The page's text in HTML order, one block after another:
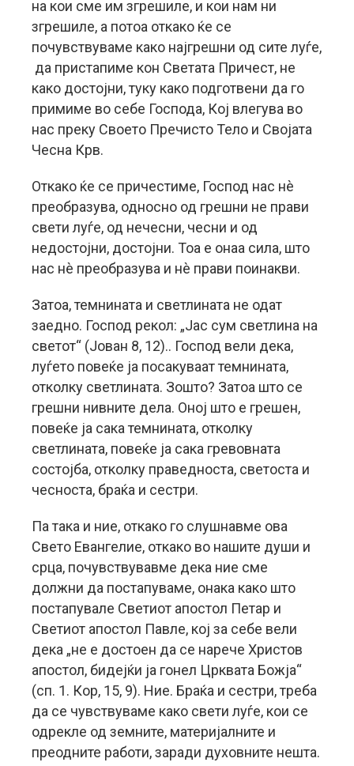
на кои сме им згрешиле, и кои нам ни
згрешиле, а потоа откако ќе се
почувствуваме како најгрешни од сите луѓе,
да пристапиме кон Светата Причест, не
како достојни, туку како подготвени да го
примиме во себе Господа, Кој влегува во
нас преку Своето Пречисто Тело и Својата
Чесна Крв.
Откако ќе се причестиме, Господ нас нè
преобразува, односно од грешни не прави
свети луѓе, од нечесни, чесни и од
недостојни, достојни. Тоа е онаа сила, што
нас нè преобразува и нè прави поинакви.
Затоа, темнината и светлината не одат
заедно. Господ рекол: „Јас сум светлина на
светот“ (Јован 8, 12).. Господ вели дека,
луѓето повеќе ја посакуваат темнината,
отколку светлината. Зошто? Затоа што се
грешни нивните дела. Оној што е грешен,
повеќе ја сака темнината, отколку
светлината, повеќе ја сака гревовната
состојба, отколку праведноста, светоста и
чесноста, браќа и сестри.
Па така и ние, откако го слушнавме ова
Свето Евангелие, откако во нашите души и
срца, почувствувавме дека ние сме
должни да постапуваме, онака како што
постапувале Светиот апостол Петар и
Светиот апостол Павле, кој за себе вели
дека „не е достоен да се нарече Христов
апостол, бидејќи ја гонел Црквата Божја“
(сп. 1. Кор, 15, 9). Ние. Браќа и сестри, треба
да се чувствуваме како свети луѓе, кои се
одрекле од земните, материјалните и
преодните работи, заради духовните нешта.